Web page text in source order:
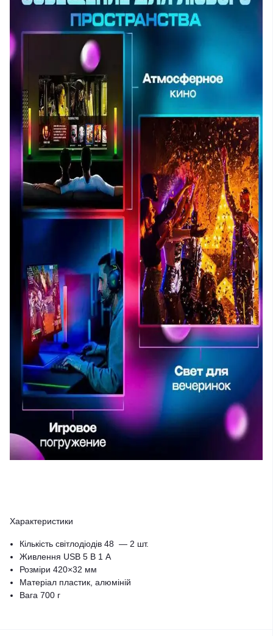
Характеристики
Кількість світлодіодів 48 — 2 шт.
Живлення USB 5 В 1 А
Розміри 420×32 мм
Матеріал пластик, алюміній
Вага 700 г